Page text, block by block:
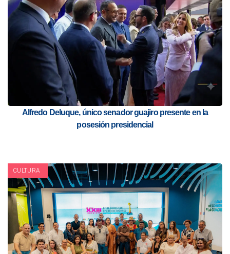
Alfredo Deluque, único senador guajiro presente en la
posesión presidencial
CULTURA